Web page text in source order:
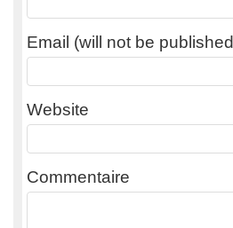
Email (will not be
Website
Commentaire